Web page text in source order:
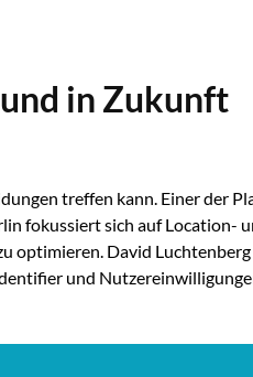
in Zukunft
treffen kann. Einer der
fokussiert sich auf Location-
David
und